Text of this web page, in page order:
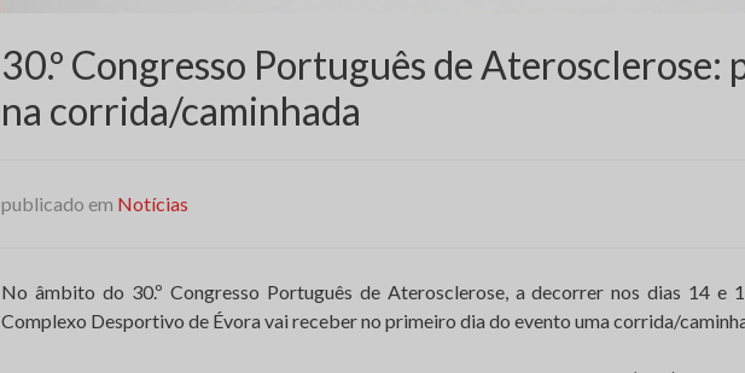
30.º Congresso Português de Aterosclerose:
na corrida/caminhada
publicado em Notícias
No âmbito do 30.º Congresso Português de Aterosclerose, a decorrer nos dias 14 e
Complexo Desportivo de Évora vai receber no primeiro dia do evento uma corrida/